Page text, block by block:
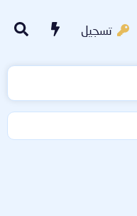
تسجيل